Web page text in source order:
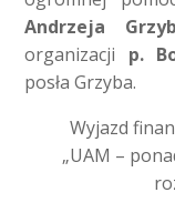
Andrzeja
organizacji p.
posła Grzyba.
Wyjazd
„UAM –